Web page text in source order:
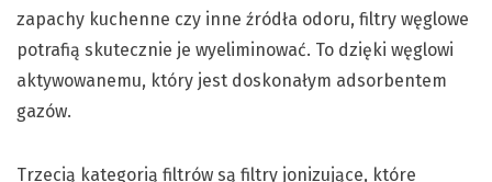
zapachy kuchenne czy inne źródła odoru, filtry węglowe
potrafią skutecznie je wyeliminować. To dzięki węglowi
aktywowanemu, który jest doskonałym adsorbentem
gazów.
Trzecią kategorią filtrów są filtry jonizujące, które